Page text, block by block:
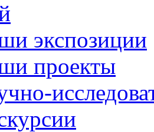
экспозиции
проекты